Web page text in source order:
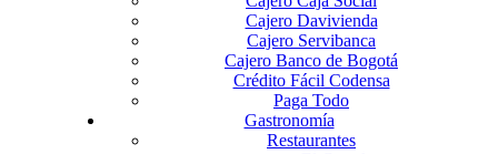
Cajero Davivienda
Cajero Servibanca
Cajero Banco de Bogotá
Crédito Fácil Codensa
Paga Todo
Gastronomía
Restaurantes